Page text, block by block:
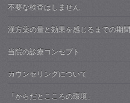
不要な検査はしません
漢方薬の量と効果を感じるまでの期間
当院の診療コンセプト
カウンセリングについて
「からだとこころの環境」